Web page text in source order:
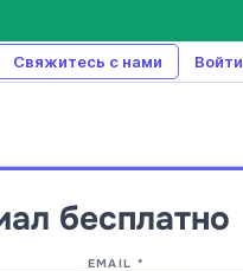
Свяжитесь с нами Войти
бесплатно
EMAIL *